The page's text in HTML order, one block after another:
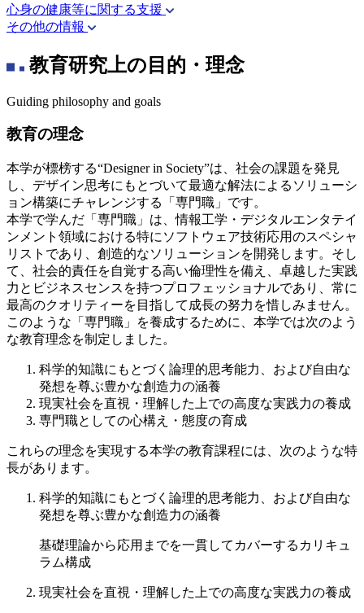
心身の健康等に関する支援
その他の情報
教育研究上の目的・理念
Guiding philosophy and goals
教育の理念
本学が標榜する“Designer in Society”は、社会の課題を発見
し、デザイン思考にもとづいて最適な解法によるソリューシ
ョン構築にチャレンジする「専門職」です。
本学で学んだ「専門職」は、情報工学・デジタルエンタテイ
ンメント領域における特にソフトウェア技術応用のスペシャ
リストであり、創造的なソリューションを開発します。そし
て、社会的責任を自覚する高い倫理性を備え、卓越した実践
力とビジネスセンスを持つプロフェッショナルであり、常に
最高のクオリティーを目指して成長の努力を惜しみません。
このような「専門職」を養成するために、本学では次のよう
な教育理念を制定しました。
科学的知識にもとづく論理的思考能力、および自由な
発想を尊ぶ豊かな創造力の涵養
現実社会を直視・理解した上での高度な実践力の養成
専門職としての心構え・態度の育成
これらの理念を実現する本学の教育課程には、次のような特
長があります。
科学的知識にもとづく論理的思考能力、および自由な
発想を尊ぶ豊かな創造力の涵養
基礎理論から応用までを一貫してカバーするカリキュ
ラム構成
現実社会を直視・理解した上での高度な実践力の養成